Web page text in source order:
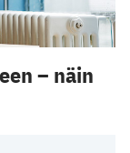
– näin